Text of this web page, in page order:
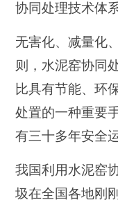
协同处理技术体系
无害化、减量化
则，水泥窑协同
比具有节能、环
处置的一种重要
有三十多年安全
我国利用水泥窑
圾在全国各地刚